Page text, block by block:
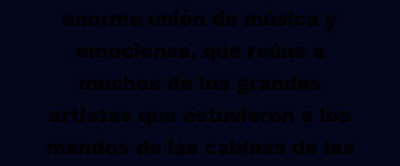
enorme unión de música y
emociones, que reúne a
muchos de los grandes
artistas que estuvieron a los
mandos de las cabinas de las